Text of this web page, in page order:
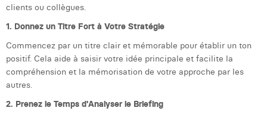
Leonard Dierickx
Linda Kraim
Lisa Protin
Lore Fierens
Lotte Vranckx
clients ou collègues.
1. Donnez un Titre Fort à Votre Stratégie
Commencez par un titre clair et mémorable pour établir un ton
positif. Cela aide à saisir votre idée principale et facilite la
compréhension et la mémorisation de votre approche par les
autres.
2. Prenez le Temps d'Analyser le Briefing